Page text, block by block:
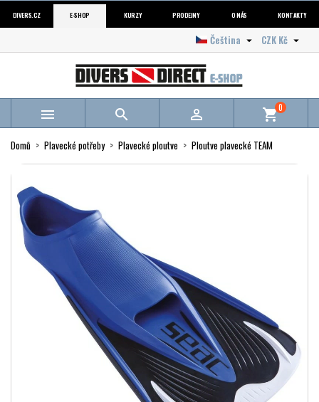
DIVERS.CZ E-SHOP KURZY PRODEJNY O NÁS KONTAKTY
CZK Kč 
Čeština 
   shopping_cart0
Domů Plavecké potřeby Plavecké ploutve Ploutve plavecké TEAM